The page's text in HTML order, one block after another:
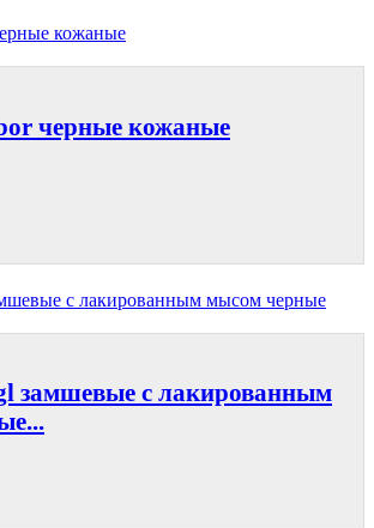
черные кожаные
замшевые с лакированным